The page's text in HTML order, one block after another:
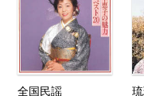
全国民謡